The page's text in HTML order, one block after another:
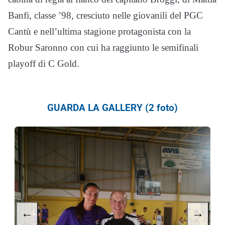
Banfi, classe ’98, cresciuto nelle giovanili del PGC
Cantù e nell’ultima stagione protagonista con la
Robur Saronno con cui ha raggiunto le semifinali
playoff di C Gold.
GUARDA LA GALLERY (2 foto)
← →